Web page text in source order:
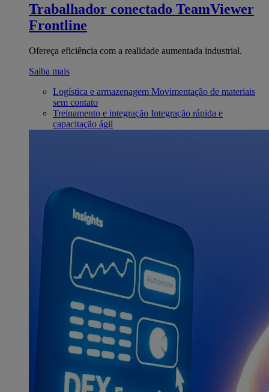
Trabalhador conectado TeamViewer
Frontline
Ofereça eficiência com a realidade aumentada industrial.
Saiba mais
Logística e armazenagem Movimentação de materiais
sem contato
Treinamento e integração Integração rápida e
capacitação ágil